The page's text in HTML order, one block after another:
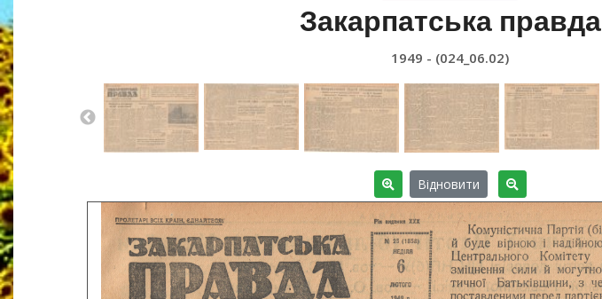
Закарпатська правда
1949 - (024_06.02)
Відновити